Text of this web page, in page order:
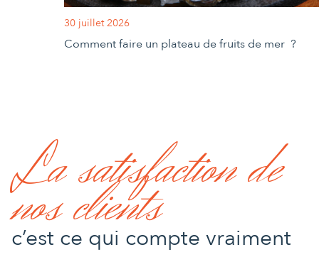
30 juillet 2026
Comment faire un plateau de fruits de mer ?
La satisfaction de
nos clients
c’est ce qui compte vraiment